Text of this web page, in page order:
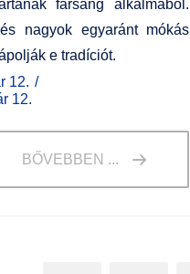
farsang alkalmából.
nagyok egyaránt mókás
e tradíciót.
12.
12.
BŐVEBBEN ...